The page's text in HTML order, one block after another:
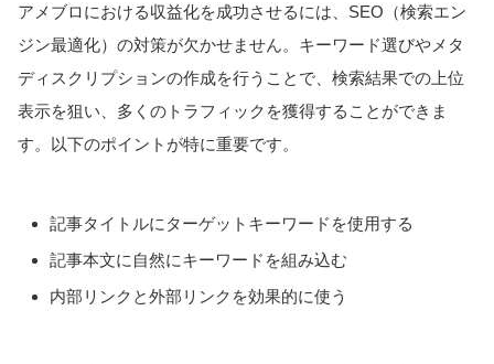
アメブロにおける収益化を成功させるには、SEO（検索エン
ジン最適化）の対策が欠かせません。キーワード選びやメタ
ディスクリプションの作成を行うことで、検索結果での上位
表示を狙い、多くのトラフィックを獲得することができま
す。以下のポイントが特に重要です。
記事タイトルにターゲットキーワードを使用する
記事本文に自然にキーワードを組み込む
内部リンクと外部リンクを効果的に使う